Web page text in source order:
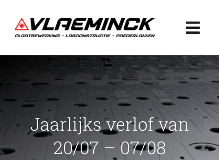
naar
inhoud
Plaatbewerking
Lasconstructie
Jaarlijks verlof van
20/07 – 07/08